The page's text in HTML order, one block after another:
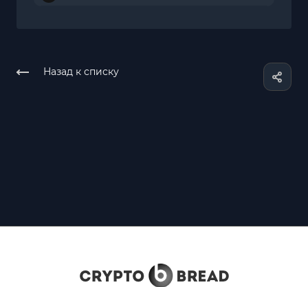
Назад к списку